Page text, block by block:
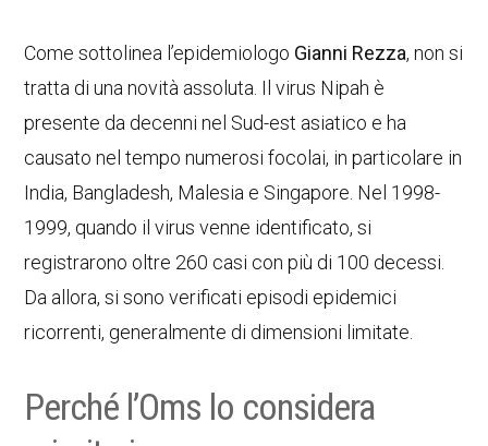
Come sottolinea l’epidemiologo Gianni Rezza, non si
tratta di una novità assoluta. Il virus Nipah è
presente da decenni nel Sud-est asiatico e ha
causato nel tempo numerosi focolai, in particolare in
India, Bangladesh, Malesia e Singapore. Nel 1998-
1999, quando il virus venne identificato, si
registrarono oltre 260 casi con più di 100 decessi.
Da allora, si sono verificati episodi epidemici
ricorrenti, generalmente di dimensioni limitate.
Perché l’Oms lo considera